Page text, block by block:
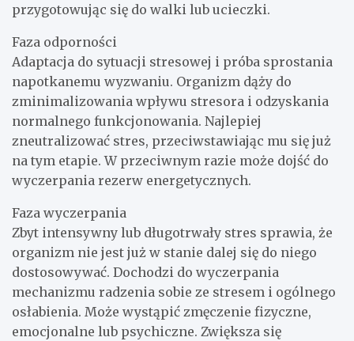
przygotowując się do walki lub ucieczki.
Faza odporności
Adaptacja do sytuacji stresowej i próba sprostania
napotkanemu wyzwaniu. Organizm dąży do
zminimalizowania wpływu stresora i odzyskania
normalnego funkcjonowania. Najlepiej
zneutralizować stres, przeciwstawiając mu się już
na tym etapie. W przeciwnym razie może dojść do
wyczerpania rezerw energetycznych.
Faza wyczerpania
Zbyt intensywny lub długotrwały stres sprawia, że
organizm nie jest już w stanie dalej się do niego
dostosowywać. Dochodzi do wyczerpania
mechanizmu radzenia sobie ze stresem i ogólnego
osłabienia. Może wystąpić zmęczenie fizyczne,
emocjonalne lub psychiczne. Zwiększa się